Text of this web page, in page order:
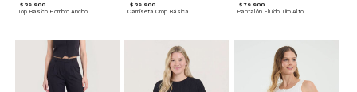
$ 39.900
Top Basico Hombro Ancho
$ 39.900
Camiseta Crop Básica
$ 79.900
Pantalón Fluido Tiro Alto